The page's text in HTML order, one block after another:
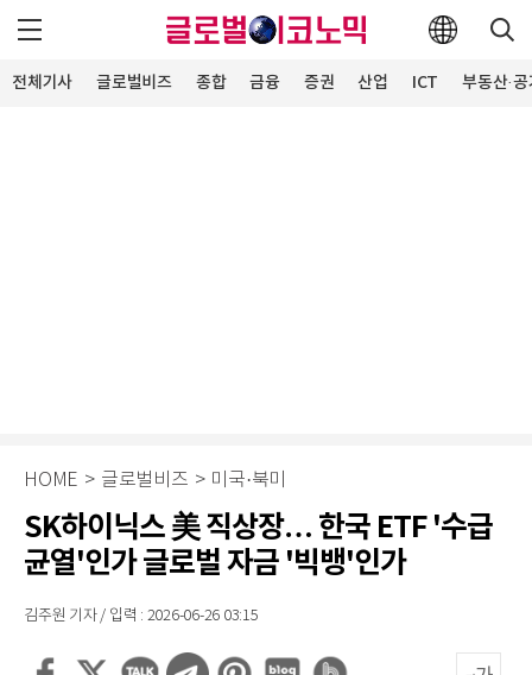
전체기사 글로벌비즈 종합 금융 증권 산업 ICT 부동산·
HOME > 글로벌비즈 > 미국·북미
SK하이닉스 美 직상장… 한국 ETF '수급
균열'인가 글로벌 자금 '빅뱅'인가
김주원 기자 / 입력 : 2026-06-26 03:15